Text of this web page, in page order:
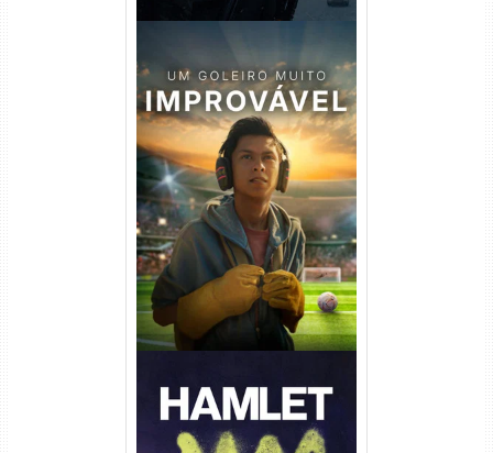
Um Goleiro Muito Improvável
Torrent (2026) WEB-DL 1080p
Dual Áudio